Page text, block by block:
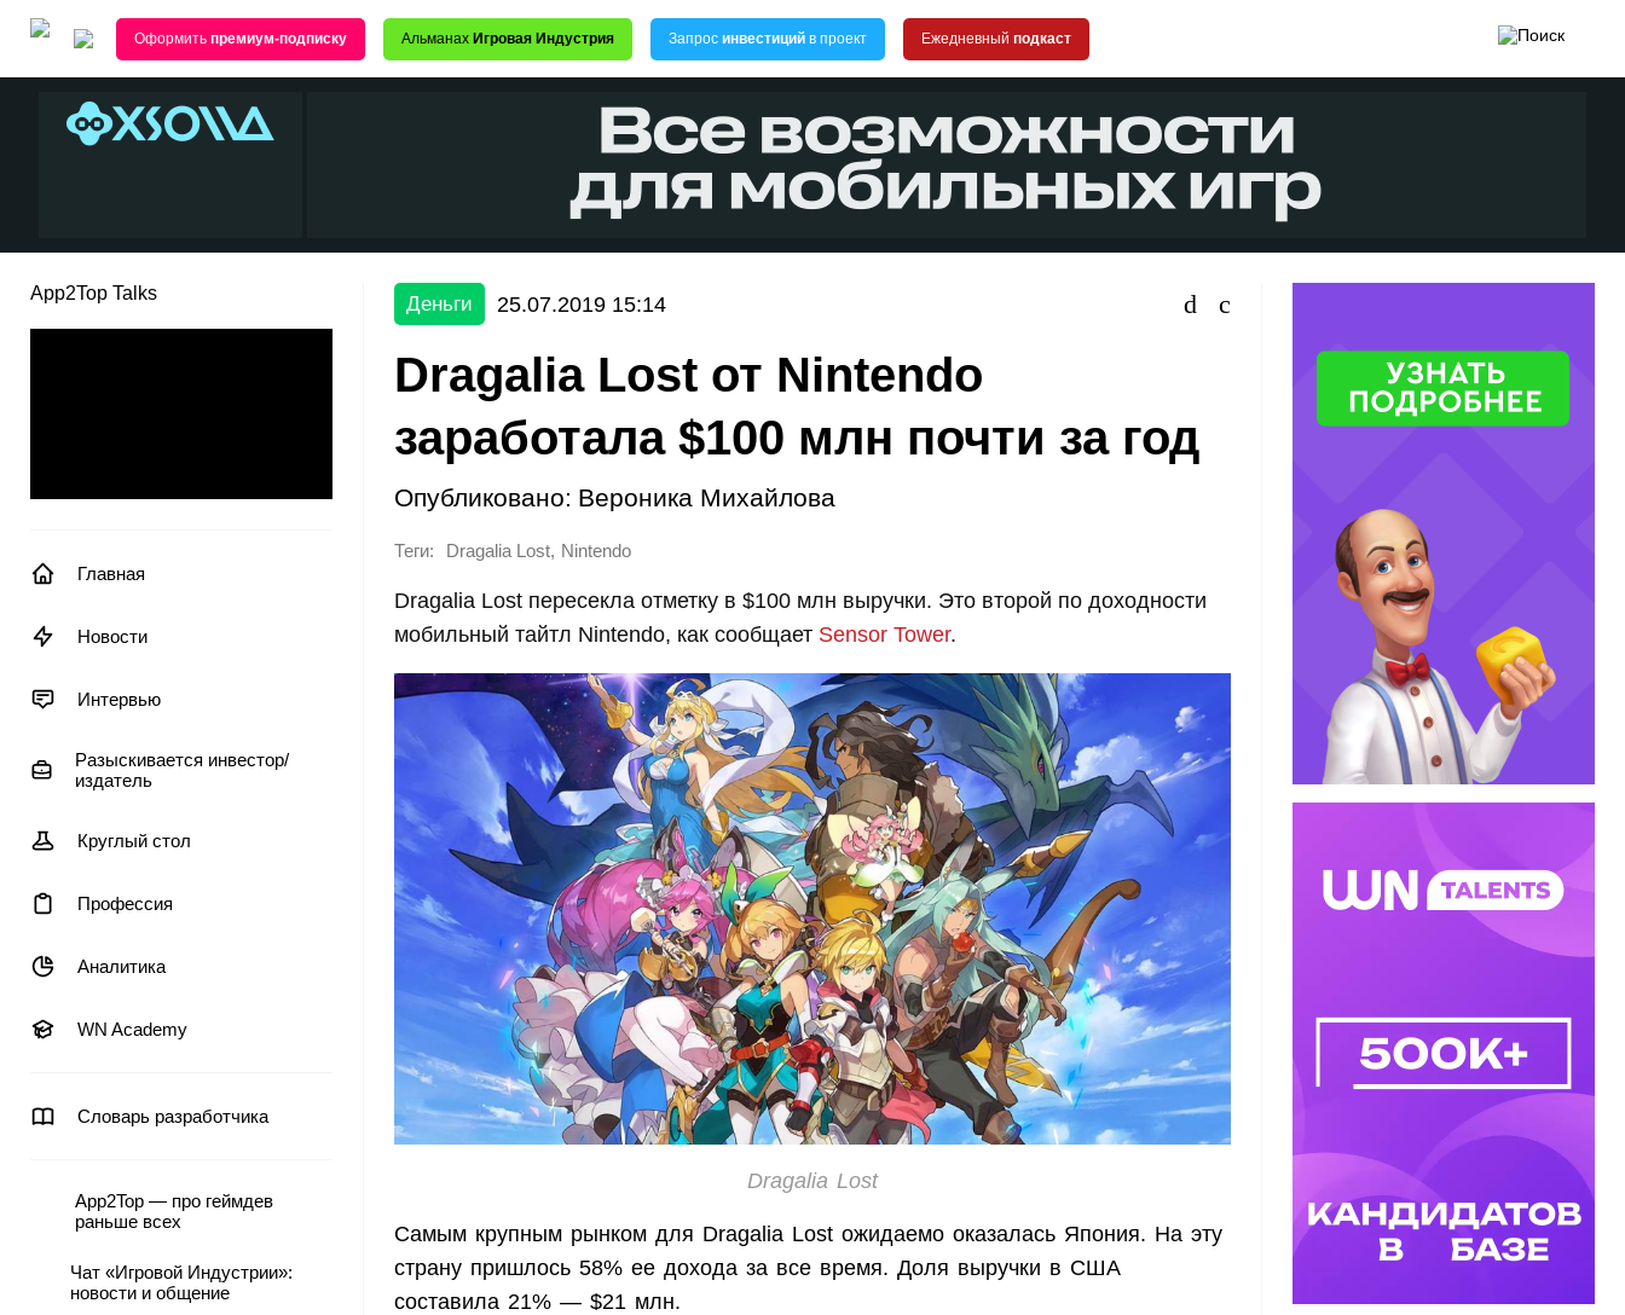
Оформить премиум-подписку Альманах Игровая Индустрия Запрос инвестиций в проект Ежедневный подкаст
App2Top Talks
Главная
Новости
Интервью
Разыскивается инвестор/
издатель
Круглый стол
Профессия
Аналитика
WN Academy
Словарь разработчика
App2Top — про геймдев
раньше всех
Чат «Игровой Индустрии»:
новости и общение
Деньги 25.07.2019 15:14
Dragalia Lost от Nintendo
заработала $100 млн почти за год
Опубликовано: Вероника Михайлова
Теги: Dragalia Lost, Nintendo
Dragalia Lost пересекла отметку в $100 млн выручки. Это второй по доходности
мобильный тайтл Nintendo, как сообщает Sensor Tower.
Dragalia Lost
Самым крупным рынком для Dragalia Lost ожидаемо оказалась Япония. На эту
страну пришлось 58% ее дохода за все время. Доля выручки в США
составила 21% — $21 млн.